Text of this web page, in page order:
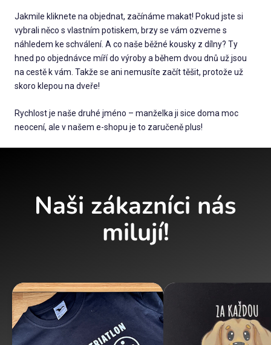
Jakmile kliknete na objednat, začínáme makat! Pokud jste si
vybrali něco s vlastním potiskem, brzy se vám ozveme s
náhledem ke schválení. A co naše běžné kousky z dílny? Ty
hned po objednávce míří do výroby a během dvou dnů už jsou
na cestě k vám. Takže se ani nemusíte začít těšit, protože už
skoro klepou na dveře!
Rychlost je naše druhé jméno – manželka ji sice doma moc
neocení, ale v našem e-shopu je to zaručeně plus!
Naši zákazníci nás
milují!